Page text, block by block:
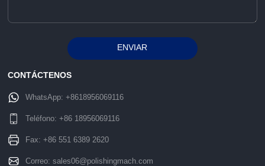
ENVIAR
CONTÁCTENOS
WhatsApp:+8618956069116
Teléfono:+86 18956069116
Fax: +86 551 6389 2620
Correo:sales06@polishingmach.com